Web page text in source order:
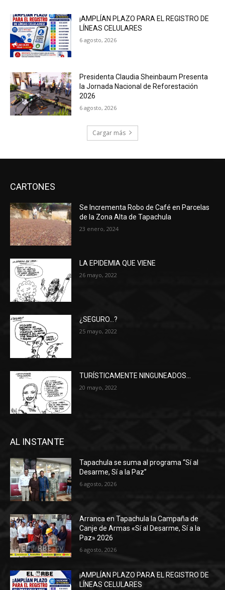
¡AMPLÍAN PLAZO PARA EL REGISTRO DE
LÍNEAS CELULARES
6 agosto, 2026
Presidenta Claudia Sheinbaum Presenta
la Jornada Nacional de Reforestación
2026
6 agosto, 2026
Cargar más
CARTONES
Se Incrementa Robo de Café en Parcelas
de la Zona Alta de Tapachula
23 enero, 2024
LA EPIDEMIA QUE VIENE
26 mayo, 2022
¿SEGURO…?
25 mayo, 2022
TURÍSTICAMENTE NINGUNEADOS…
20 mayo, 2022
AL INSTANTE
Tapachula se suma al programa “Sí al
Desarme, Sí a la Paz”
6 agosto, 2026
Arranca en Tapachula la Campaña de
Canje de Armas «Sí al Desarme, Sí a la
Paz» 2026
6 agosto, 2026
¡AMPLÍAN PLAZO PARA EL REGISTRO DE
LÍNEAS CELULARES